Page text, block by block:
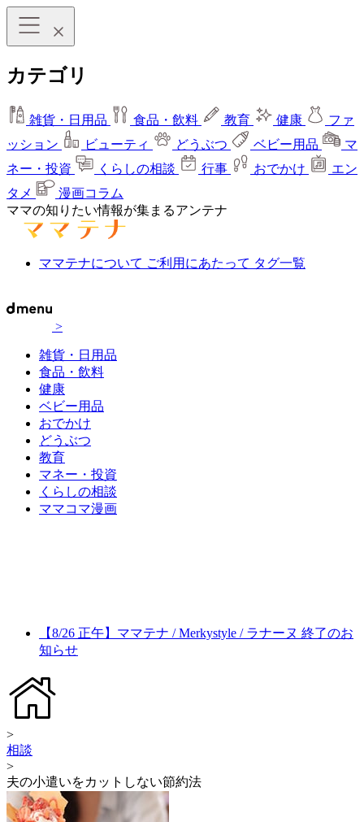
カテゴリ
雑貨・日用品 食品・飲料 教育 健康
ファ
ッション
ビューティ どうぶつ ベビー用品
マ
ネー・投資
くらしの相談 行事 おでかけ
エン
タメ
漫画コラム
ママの知りたい情報が集まるアンテナ
ママテナについて ご利用にあたって タグ一覧
>
雑貨・日用品
食品・飲料
健康
ベビー用品
おでかけ
どうぶつ
教育
マネー・投資
くらしの相談
ママコマ漫画
【8/26 正午】ママテナ / Merkystyle / ラナーヌ 終了のお
知らせ
>
相談
>
夫の小遣いをカットしない節約法